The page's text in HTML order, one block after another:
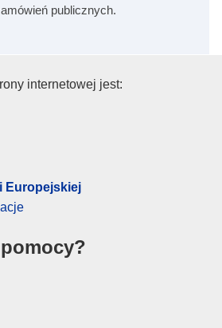
publicznych.
Unii
internetowej jest:
Europejskiej